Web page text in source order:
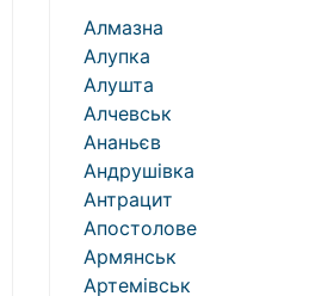
Алмазна
Алупка
Алушта
Алчевськ
Ананьєв
Андрушівка
Антрацит
Апостолове
Армянськ
Артемівськ